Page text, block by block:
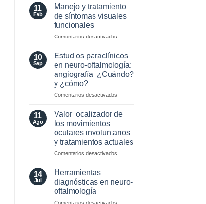
Diagnostic
and
Perspectives
de
Lente
Intraocular
pacientes
enfermedades
Neuro-
Oftalmológicas
11
Feb
Manejo y tratamiento
de síntomas visuales
funcionales
Comentarios desactivadosen
tratamiento
de
síntomas
funcionales
10
Sep
Estudios paraclínicos
en neuro-oftalmología:
angiografía. ¿Cuándo?
y ¿cómo?
Comentarios desactivadosen
paraclínicos
oftalmología:
angiografía.
¿Cuándo?
11
Ago
Valor localizador de
los movimientos
oculares involuntarios
y tratamientos actuales
Comentarios desactivadosen
los
oculares
14
Jul
Herramientas
diagnósticas en neuro-
oftalmología
Comentarios desactivadosen